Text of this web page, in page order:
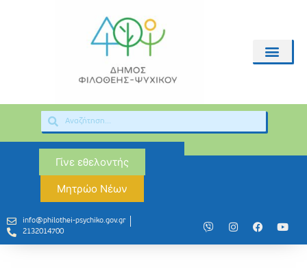
Γίνε εθελοντής
Μητρώο Νέων
info@philothei-psychiko.gov.gr
2132014700